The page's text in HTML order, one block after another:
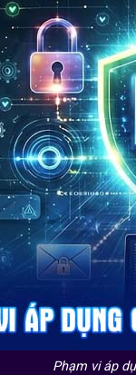
Phạm vi áp